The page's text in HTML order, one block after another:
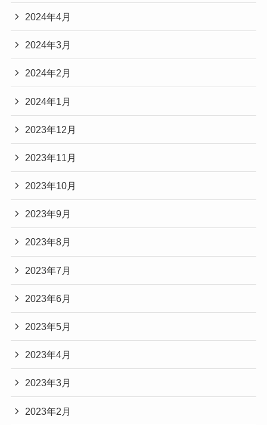
2024年4月
2024年3月
2024年2月
2024年1月
2023年12月
2023年11月
2023年10月
2023年9月
2023年8月
2023年7月
2023年6月
2023年5月
2023年4月
2023年3月
2023年2月